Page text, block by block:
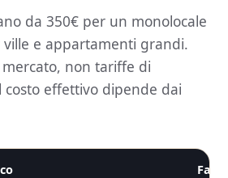
da 350€ per un monolocale
ville e appartamenti grandi.
mercato, non tariffe di
costo effettivo dipende dai